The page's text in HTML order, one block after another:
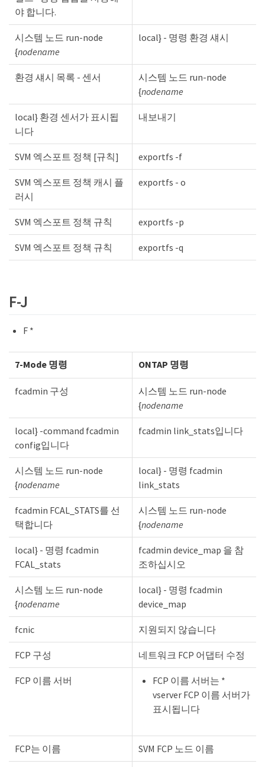
야 합니다.
시스템 노드 run-node
{nodename
local} - 명령 환경 섀시
환경 섀시 목록 - 센서
시스템 노드 run-node
{nodename
local} 환경 센서가 표시됩
니다
내보내기
SVM 엑스포트 정책 [규칙] exportfs -f
SVM 엑스포트 정책 캐시 플
러시
exportfs - o
SVM 엑스포트 정책 규칙 exportfs -p
SVM 엑스포트 정책 규칙 exportfs -q
F-J
F *
7-Mode 명령 ONTAP 명령
fcadmin 구성
시스템 노드 run-node
{nodename
local} -command fcadmin
config입니다
fcadmin link_stats입니다
시스템 노드 run-node
{nodename
local} - 명령 fcadmin
link_stats
fcadmin FCAL_STATS를 선
택합니다
시스템 노드 run-node
{nodename
local} - 명령 fcadmin
FCAL_stats
fcadmin device_map 을 참
조하십시오
시스템 노드 run-node
{nodename
local} - 명령 fcadmin
device_map
fcnic 지원되지 않습니다
FCP 구성 네트워크 FCP 어댑터 수정
FCP 이름 서버
FCP 이름 서버는 *
vserver FCP 이름 서버가
표시됩니다
FCP는 이름 SVM FCP 노드 이름